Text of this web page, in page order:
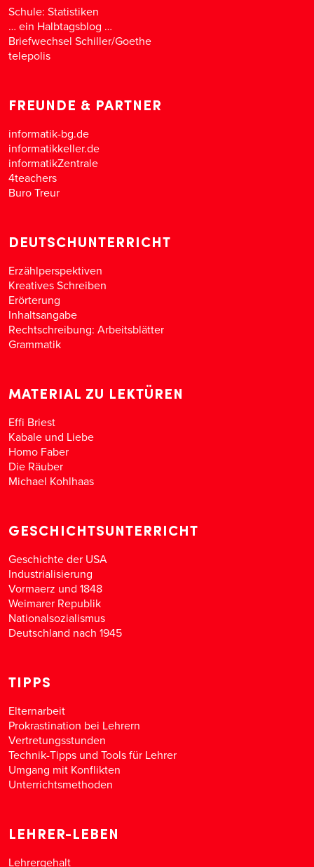
Schule: Statistiken
… ein Halbtagsblog …
Briefwechsel Schiller/Goethe
telepolis
FREUNDE & PARTNER
informatik-bg.de
informatikkeller.de
informatikZentrale
4teachers
Buro Treur
DEUTSCHUNTERRICHT
Erzählperspektiven
Kreatives Schreiben
Erörterung
Inhaltsangabe
Rechtschreibung: Arbeitsblätter
Grammatik
MATERIAL ZU LEKTÜREN
Effi Briest
Kabale und Liebe
Homo Faber
Die Räuber
Michael Kohlhaas
GESCHICHTSUNTERRICHT
Geschichte der USA
Industrialisierung
Vormaerz und 1848
Weimarer Republik
Nationalsozialismus
Deutschland nach 1945
TIPPS
Elternarbeit
Prokrastination bei Lehrern
Vertretungsstunden
Technik-Tipps und Tools für Lehrer
Umgang mit Konflikten
Unterrichtsmethoden
LEHRER-LEBEN
Lehrergehalt